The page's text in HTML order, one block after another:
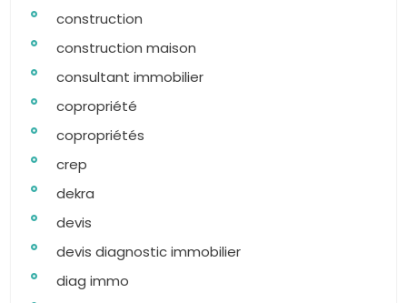
construction
construction maison
consultant immobilier
copropriété
copropriétés
crep
dekra
devis
devis diagnostic immobilier
diag immo